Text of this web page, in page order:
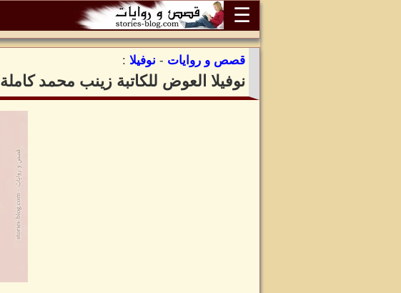
☰
قصص و روايات - نوفيلا :
نوفيلا العوض للكاتبة زينب محمد كاملة